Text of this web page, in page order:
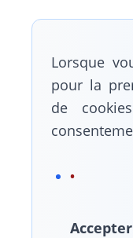
Lorsque
pour la
de